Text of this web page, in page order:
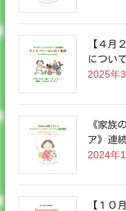
【４月
について
2025年
《家族
ア》連
2024年
【１０